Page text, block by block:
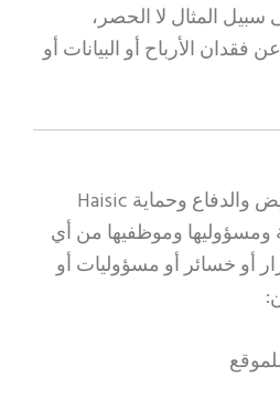
المثال لا الحصر،
فقدان الأرباح أو البيانات أو
توافق على تعويض والدفاع وحماية Haisic
ومسؤوليها وموظفيها من أي
أو خسائر أو مسؤوليات أو